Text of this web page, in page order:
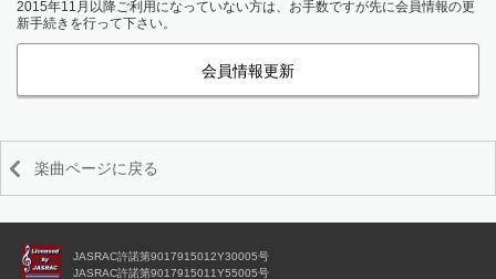
2015年11月以降ご利用になっていない方は、お手数ですが先に会員情報の更
新手続きを行って下さい。
会員情報更新
楽曲ページに戻る
JASRAC許諾第9017915012Y30005号
JASRAC許諾第9017915011Y55005号